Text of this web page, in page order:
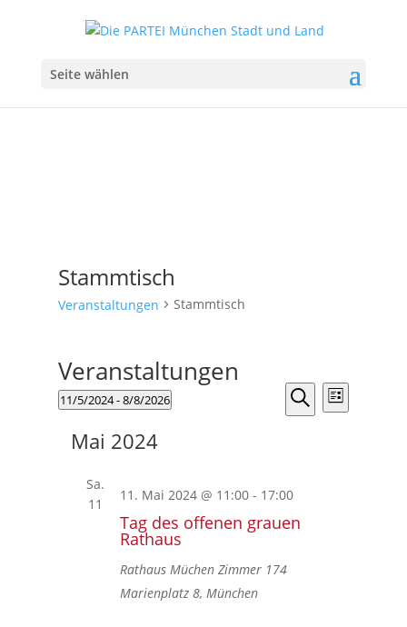
Seite wählen
Stammtisch
Veranstaltungen Stammtisch
Veranstaltungen
Suche
Navigation
Suche
Liste
11/5/2024 - 8/8/2026
wählen.
Mai 2024
Sa.
11
Tag des offenen grauen
Rathaus
11. Mai 2024 @ 11:00 - 17:00
Rathaus Müchen Zimmer 174
Marienplatz 8, München